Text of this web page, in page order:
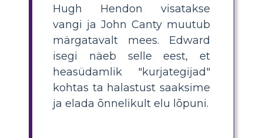
Hugh Hendon visatakse
vangi ja John Canty muutub
märgatavalt mees. Edward
isegi näeb selle eest, et
heasüdamlik "kurjategijad"
kohtas ta halastust saaksime
ja elada õnnelikult elu lõpuni.